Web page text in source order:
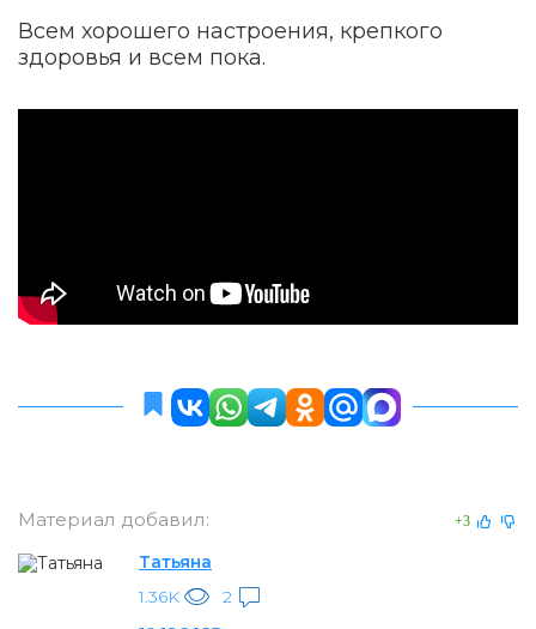
Всем хорошего настроения, крепкого
здоровья и всем пока.
Материал добавил: +3
Татьяна
1.36K
2